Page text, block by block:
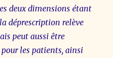
deux dimensions étant
déprescription relève
peut aussi être
les patients, ainsi